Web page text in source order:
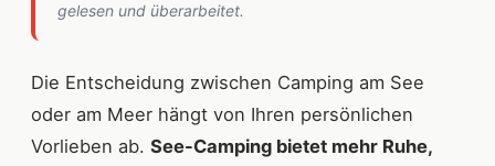
gelesen und überarbeitet.
Die Entscheidung zwischen Camping am See
oder am Meer hängt von Ihren persönlichen
Vorlieben ab. See-Camping bietet mehr Ruhe,